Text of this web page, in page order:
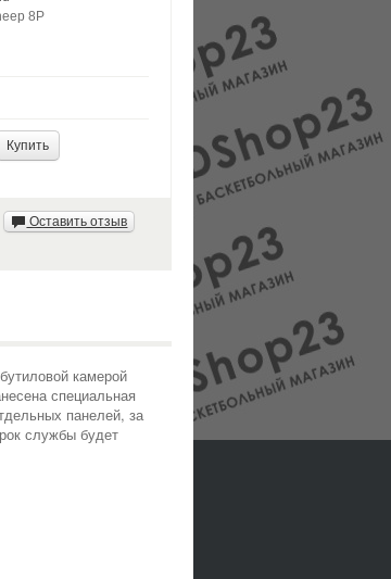
8P
Оставить отзыв
камерой
специальная
панелей, за
службы будет